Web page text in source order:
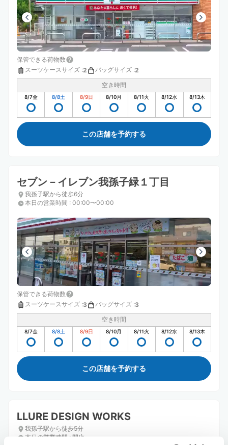
保管できる荷物数
スーツケースサイズ :2 バッグサイズ :2
空き時間
8/7金 8/8土 8/9日 8/10月 8/11火 8/12水 8/13木
この店舗を予約する
セブン－イレブン我孫子緑１丁目
我孫子駅から徒歩6分
本日の営業時間 : 00:00〜00:00
保管できる荷物数
スーツケースサイズ :3 バッグサイズ :3
空き時間
8/7金 8/8土 8/9日 8/10月 8/11火 8/12水 8/13木
この店舗を予約する
LLURE DESIGN WORKS
我孫子駅から徒歩5分
本日の営業時間 : 閉店